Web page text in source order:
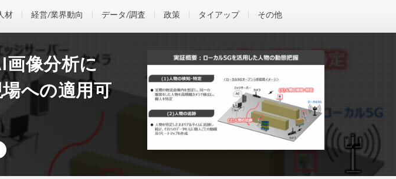
材 経営/業界動向 データ/調査 政策 タイアップ その他
画像分析に
への適用可